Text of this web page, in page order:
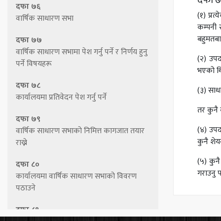
दफा ७६
वार्षिक साधारण सभा
दफा ७७
वार्षिक साधारण सभामा पेश गर्नु पर्ने र निर्णय हुनु
पर्ने विषयहरू
दफा ७८
कार्यालयमा प्रतिवेदन पेश गर्नु पर्ने
दफा ७९
वार्षिक साधारण सभाको निमित्त कागजात तयार
राख्ने
दफा ८०
कार्यालयमा वार्षिक साधारण सभाको विवरण
पठाउने
दफा ८१
(१)
कम्पनी
(२)
भएको
(३)
तर कुनै
(४)
कुनै
(५) कुनै
गराउनु